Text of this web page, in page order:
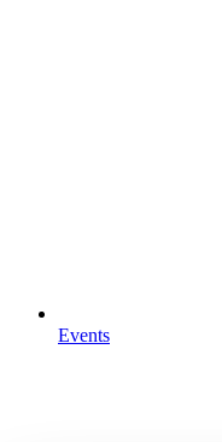
Events